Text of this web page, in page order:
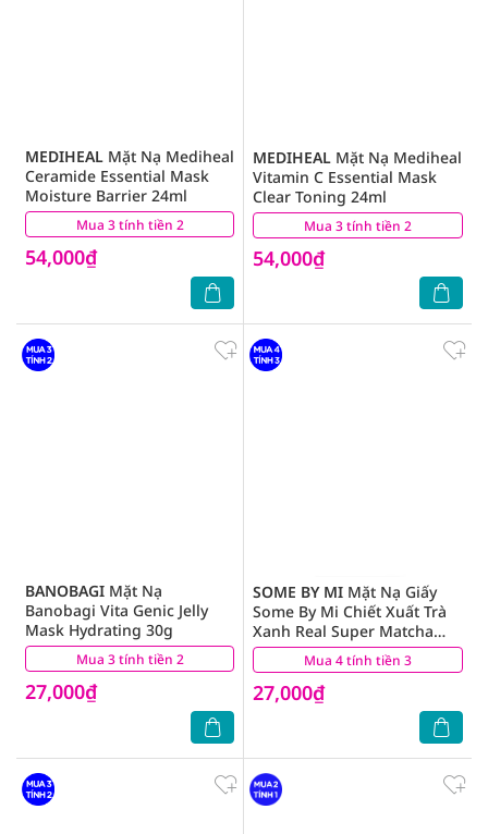
Mua 3 tính tiền 2
MEDIHEAL Mặt Nạ Mediheal
Ceramide Essential Mask
Moisture Barrier 24ml
54,000₫
(0) Mua 3 tính tiền 2
MEDIHEAL Mặt Nạ Mediheal
Vitamin C Essential Mask
Clear Toning 24ml
54,000₫
(0)
Mua 3 tính tiền 2
BANOBAGI Mặt Nạ
Banobagi Vita Genic Jelly
Mask Hydrating 30g
27,000₫
(0) Mua 4 tính tiền 3
SOME BY MI Mặt Nạ Giấy
Some By Mi Chiết Xuất Trà
Xanh Real Super Matcha
Pore Care Mask 20g
27,000₫
(5)